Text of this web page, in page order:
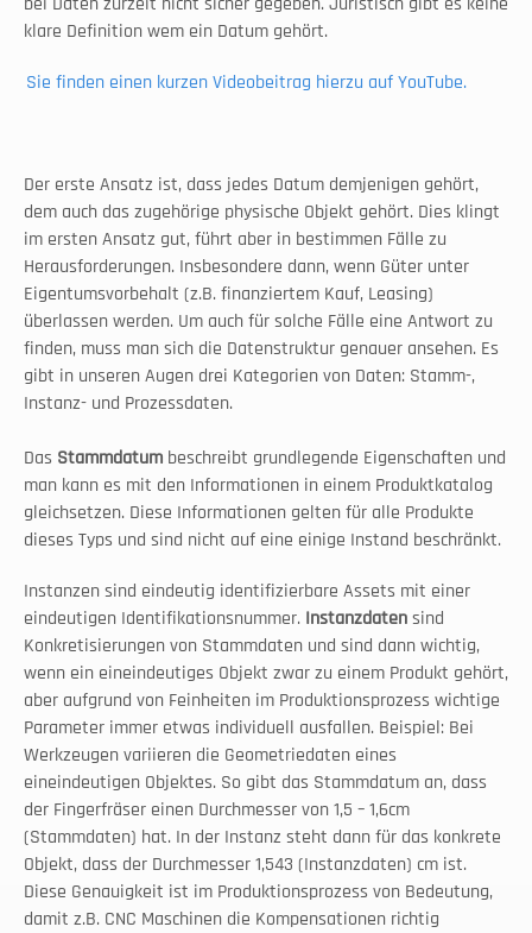
klare Definition wem ein Datum gehört.
Sie finden einen kurzen Videobeitrag hierzu auf YouTube.
Der erste Ansatz ist, dass jedes Datum demjenigen gehört,
dem auch das zugehörige physische Objekt gehört. Dies klingt
im ersten Ansatz gut, führt aber in bestimmen Fälle zu
Herausforderungen. Insbesondere dann, wenn Güter unter
Eigentumsvorbehalt (z.B. finanziertem Kauf, Leasing)
überlassen werden. Um auch für solche Fälle eine Antwort zu
finden, muss man sich die Datenstruktur genauer ansehen. Es
gibt in unseren Augen drei Kategorien von Daten: Stamm-,
Instanz- und Prozessdaten.
Das Stammdatum beschreibt grundlegende Eigenschaften und
man kann es mit den Informationen in einem Produktkatalog
gleichsetzen. Diese Informationen gelten für alle Produkte
dieses Typs und sind nicht auf eine einige Instand beschränkt.
Instanzen sind eindeutig identifizierbare Assets mit einer
eindeutigen Identifikationsnummer. Instanzdaten sind
Konkretisierungen von Stammdaten und sind dann wichtig,
wenn ein eineindeutiges Objekt zwar zu einem Produkt gehört,
aber aufgrund von Feinheiten im Produktionsprozess wichtige
Parameter immer etwas individuell ausfallen. Beispiel: Bei
Werkzeugen variieren die Geometriedaten eines
eineindeutigen Objektes. So gibt das Stammdatum an, dass
der Fingerfräser einen Durchmesser von 1,5 – 1,6cm
(Stammdaten) hat. In der Instanz steht dann für das konkrete
Objekt, dass der Durchmesser 1,543 (Instanzdaten) cm ist.
Diese Genauigkeit ist im Produktionsprozess von Bedeutung,
damit z.B. CNC Maschinen die Kompensationen richtig